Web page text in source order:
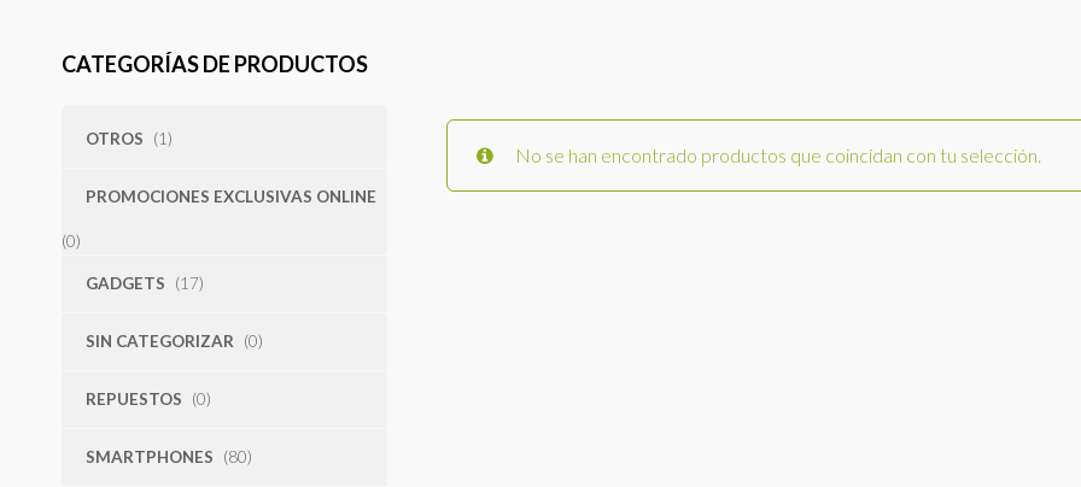
CATEGORÍAS DE PRODUCTOS
OTROS (1)
PROMOCIONES EXCLUSIVAS ONLINE
(0)
GADGETS (17)
SIN CATEGORIZAR (0)
REPUESTOS (0)
SMARTPHONES (80)
No se han encontrado productos que coincidan con tu selección.